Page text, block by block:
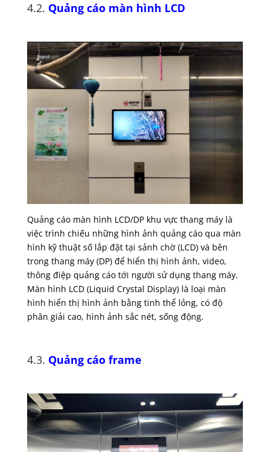
4.2. Quảng cáo màn hình LCD
Quảng cáo màn hình LCD/DP khu vực thang máy là
việc trình chiếu những hình ảnh quảng cáo qua màn
hình kỹ thuật số lắp đặt tại sảnh chờ (LCD) và bên
trong thang máy (DP) để hiển thị hình ảnh, video,
thông điệp quảng cáo tới người sử dụng thang máy.
Màn hình LCD (Liquid Crystal Display) là loại màn
hình hiển thị hình ảnh bằng tinh thể lỏng, có độ
phân giải cao, hình ảnh sắc nét, sống động.
4.3. Quảng cáo frame